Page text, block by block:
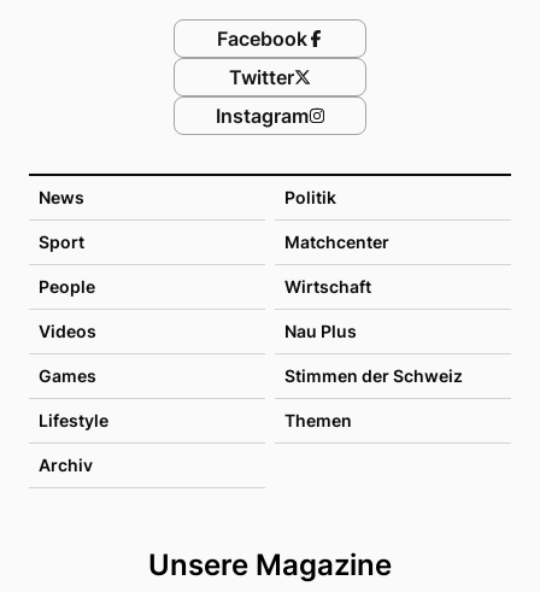
News Politik
Sport Matchcenter
People Wirtschaft
Videos Nau Plus
Games Stimmen der Schweiz
Lifestyle Themen
Archiv
Unsere Magazine
Facebook
Twitter
Instagram